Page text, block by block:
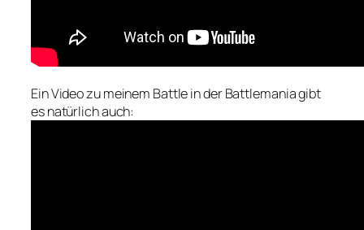
Ein Video zu meinem Battle in der Battlemania gibt
es natürlich auch: